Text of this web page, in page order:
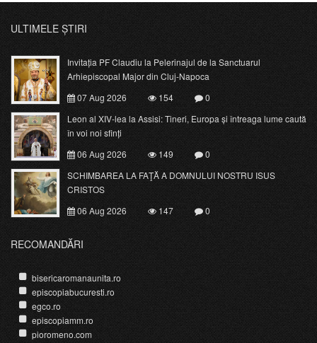
ULTIMELE ȘTIRI
Invitația PF Claudiu la Pelerinajul de la Sanctuarul
Arhiepiscopal Major din Cluj-Napoca
07 Aug 2026
154
0
Leon al XIV-lea la Assisi: Tineri, Europa și întreaga lume caută
în voi noi sfinți
06 Aug 2026
149
0
SCHIMBAREA LA FAŢĂ A DOMNULUI NOSTRU ISUS
CRISTOS
06 Aug 2026
147 0
RECOMANDĂRI
bisericaromanaunita.ro
episcopiabucuresti.ro
egco.ro
episcopiamm.ro
pioromeno.com